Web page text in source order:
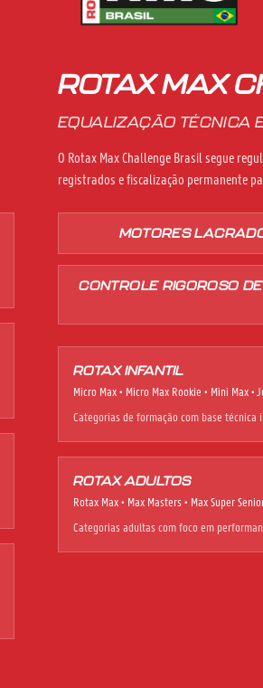
ROTAX MAX
EQUALIZAÇÃO TÉCNICA
O Rotax Max Challenge Brasil segue
registrados e fiscalização permanente
MOTORES
CONTROLE RIGOROSO
ROTAX INFANTIL
Micro Max • Micro Max Rookie • Mini Max •
Categorias de formação com base técnica
ROTAX ADULTOS
Rotax Max • Max Masters • Max Super
Categorias adultas com foco em